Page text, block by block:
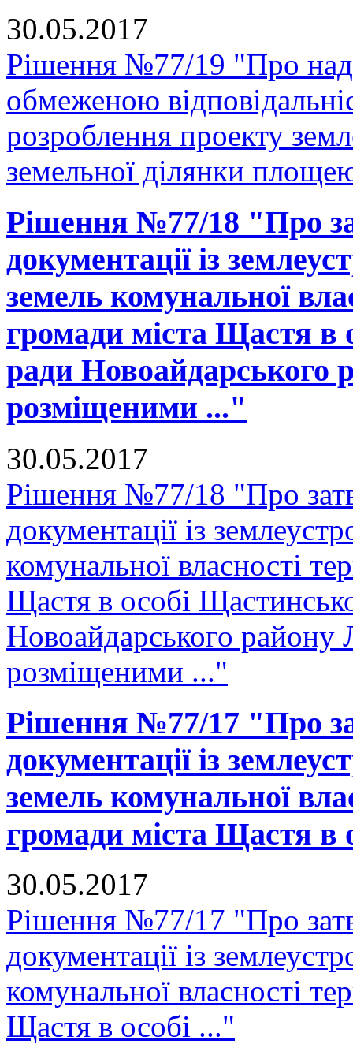
30.05.2017
Рішення №77/19 "Про
обмеженою
розроблення проекту
земельної ділянки
Рішення №77/18 "Про
документації із
земель комунальної
громади міста Щастя в
ради Новоайдарського
розміщеними ..."
30.05.2017
Рішення №77/18 "Про
документації із
комунальної власності
Щастя в особі
Новоайдарського району
розміщеними ..."
Рішення №77/17 "Про
документації із
земель комунальної
громади міста Щастя в
30.05.2017
Рішення №77/17 "Про
документації із
комунальної власності
Щастя в особі ..."